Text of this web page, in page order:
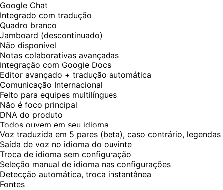
Google Chat
Integrado com tradução
Quadro branco
Jamboard (descontinuado)
Não disponível
Notas colaborativas avançadas
Integração com Google Docs
Editor avançado + tradução automática
Comunicação Internacional
Feito para equipes multilíngues
Não é foco principal
DNA do produto
Todos ouvem em seu idioma
Voz traduzida em 5 pares (beta), caso contrário, legendas
Saída de voz no idioma do ouvinte
Troca de idioma sem configuração
Seleção manual de idioma nas configurações
Detecção automática, troca instantânea
Fontes